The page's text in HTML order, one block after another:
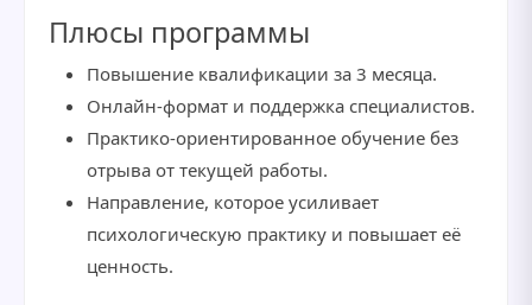
Плюсы программы
Повышение квалификации за 3 месяца.
Онлайн-формат и поддержка специалистов.
Практико-ориентированное обучение без
отрыва от текущей работы.
Направление, которое усиливает
психологическую практику и повышает её
ценность.